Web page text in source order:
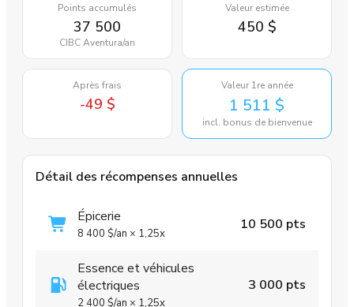
Points accumulés
37 500
CIBC Aventura/an
Valeur estimée
450 $
Après frais
-49 $
Valeur 1re année
1 511 $
incl. bonus de bienvenue
Détail des récompenses annuelles
Épicerie
8 400 $/an × 1,25x
10 500 pts
Essence et véhicules
électriques
2 400 $/an × 1,25x
3 000 pts